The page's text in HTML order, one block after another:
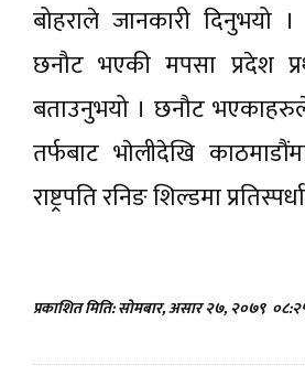
बोहराले जानकारी दिनुभयो
छनौट भएकी मपसा प्रदेश
बताउनुभयो । छनौट
तर्फबाट भाेलीदेखि
राष्ट्रपति रनिङ शिल्डमा
प्रकाशित मिति: सोमबार, असार २७, २०७९